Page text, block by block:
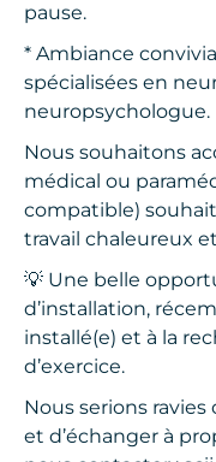
pause.
* Ambiance
spécialisées en
neuropsychologue.
Nous souhaitons
médical ou
compatible)
travail chaleureux
💡 Une belle
d’installation,
installé(e) et à la
d’exercice.
Nous serions
et d’échanger à